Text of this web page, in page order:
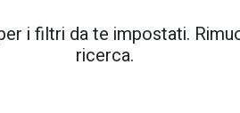
i filtri da te impostati.
ricerca.